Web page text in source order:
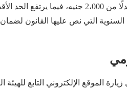
وفق الآلية السنوية التي نص عليها القانون
الموقع الإلكتروني التابع للهيئة